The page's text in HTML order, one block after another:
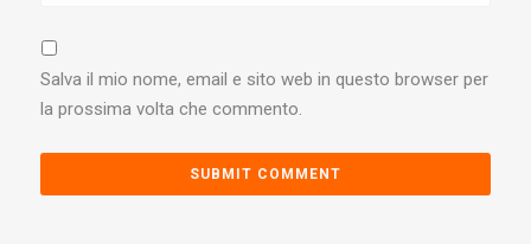
Salva il mio nome, email e sito web in questo browser per
la prossima volta che commento.